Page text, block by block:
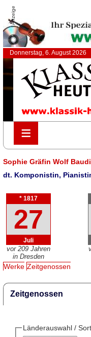
Anzeige
Donnerstag, 6. August 2026
≡
≡
Sophie Gräfin Wolf
dt. Komponistin,
* 1817
27
Juli
vor 209 Jahren
in Dresden
Werke Zeitgenossen
Zeitgenossen
Länderauswahl /